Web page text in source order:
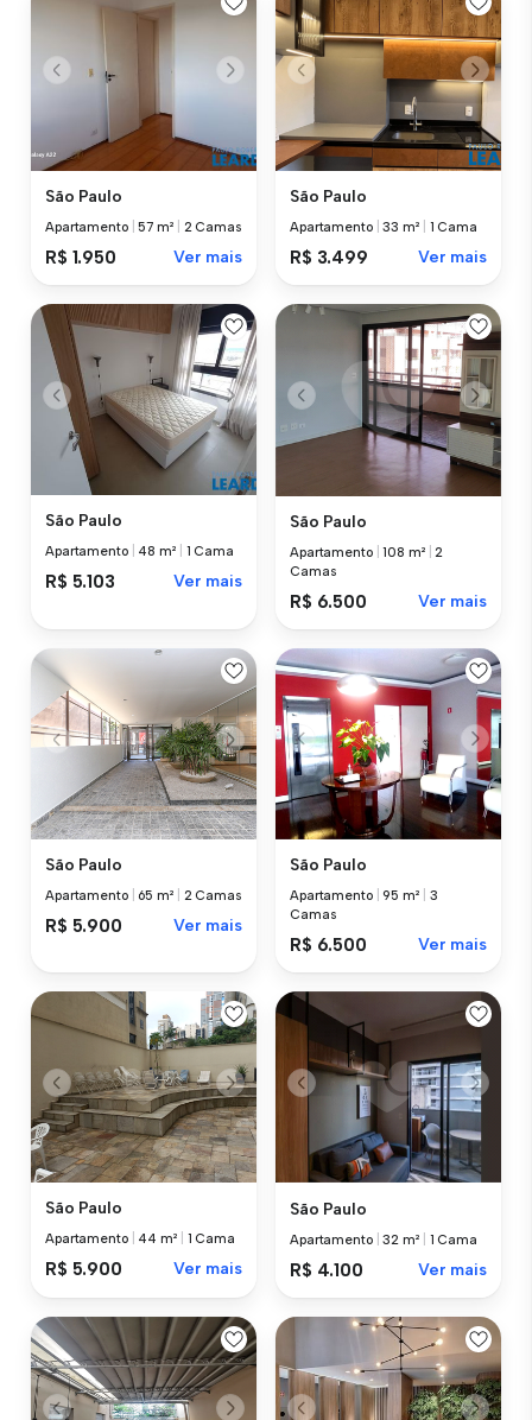
São Paulo
Apartamento |57 m² 2 Camas
R$ 1.950 Ver mais
São Paulo
Apartamento |33 m² 1 Cama
R$ 3.499 Ver mais
São Paulo
Apartamento 48 m² 1 Cama
R$ 5.103 Ver mais
São Paulo
Apartamento |108 m²
2
Camas
R$ 6.500 Ver mais
São Paulo
Apartamento 65 m² 2 Camas
R$ 5.900 Ver mais
São Paulo
Apartamento |95 m²
3
Camas
R$ 6.500 Ver mais
São Paulo
Apartamento 44 m² 1 Cama
R$ 5.900 Ver mais
São Paulo
Apartamento |32 m² 1 Cama
R$ 4.100 Ver mais